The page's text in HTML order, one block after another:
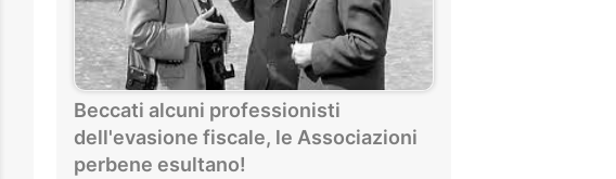
Beccati alcuni professionisti
dell'evasione fiscale, le Associazioni
perbene esultano!